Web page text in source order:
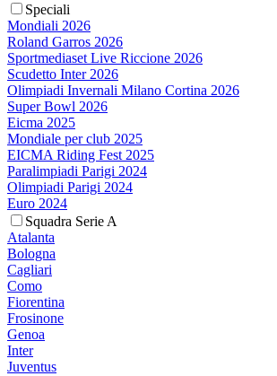
Speciali
Mondiali 2026
Roland Garros 2026
Sportmediaset Live Riccione 2026
Scudetto Inter 2026
Olimpiadi Invernali Milano Cortina 2026
Super Bowl 2026
Eicma 2025
Mondiale per club 2025
EICMA Riding Fest 2025
Paralimpiadi Parigi 2024
Olimpiadi Parigi 2024
Euro 2024
Squadra Serie A
Atalanta
Bologna
Cagliari
Como
Fiorentina
Frosinone
Genoa
Inter
Juventus